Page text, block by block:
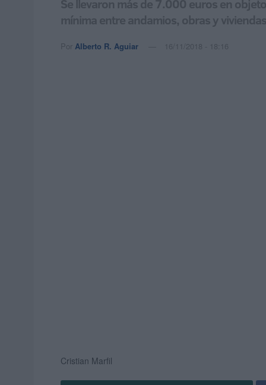
Se llevaron más de 7.000 euros en
mínima entre andamios, obras y
Por Alberto R. Aguiar 16/11/2018 - 18:16
Cristian Marfil